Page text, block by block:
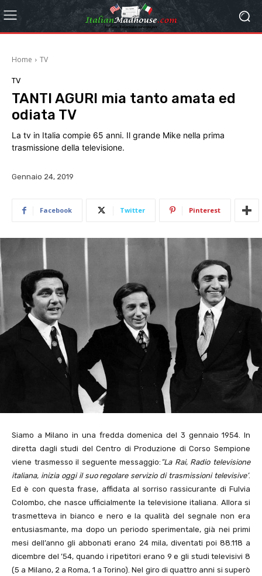
Home TV
TV
TANTI AGURI mia tanto amata ed
odiata TV
La tv in Italia compie 65 anni. Il grande Mike nella prima
trasmissione della televisione.
Gennaio 24, 2019
Facebook Twitter Pinterest
Siamo a Milano in una fredda domenica del 3 gennaio 1954. In
diretta dagli studi del Centro di Produzione di Corso Sempione
viene trasmesso il seguente messaggio: ”La Rai, Radio televisione
italiana, inizia oggi il suo regolare servizio di trasmissioni televisive’.
Ed è con questa frase, affidata al sorriso rassicurante di Fulvia
Colombo, che nasce ufficialmente la televisione italiana. Allora si
trasmetteva in bianco e nero e la qualità del segnale non era
entusiasmante, ma dopo un periodo sperimentale, già nei primi
mesi dell’anno gli abbonati erano 24 mila, diventati poi 88.118 a
dicembre del ’54, quando i ripetitori erano 9 e gli studi televisivi 8
(5 a Milano, 2 a Roma, 1 a Torino). Nel giro di quattro anni si superò